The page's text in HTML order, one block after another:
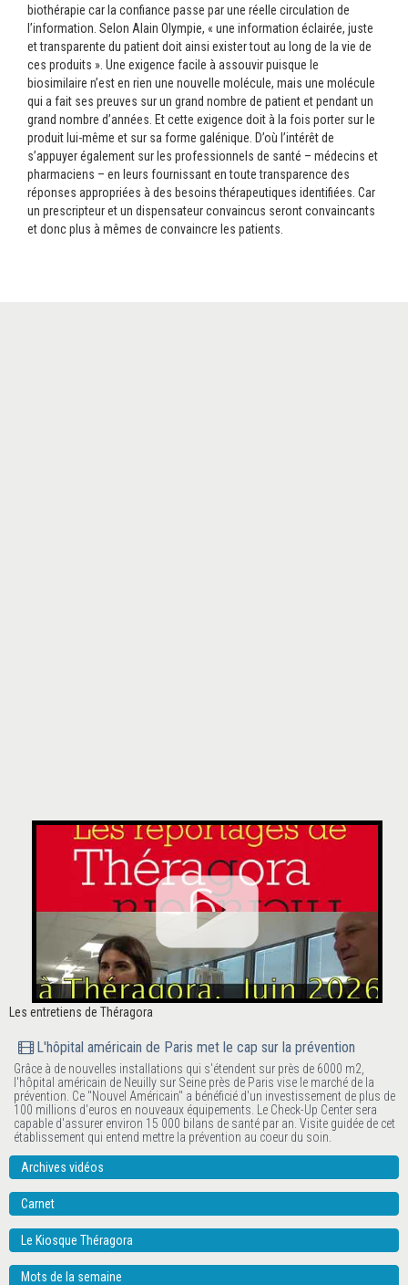
biothérapie car la confiance passe par une réelle circulation de
l’information. Selon Alain Olympie, « une information éclairée, juste
et transparente du patient doit ainsi exister tout au long de la vie de
ces produits ». Une exigence facile à assouvir puisque le
biosimilaire n’est en rien une nouvelle molécule, mais une molécule
qui a fait ses preuves sur un grand nombre de patient et pendant un
grand nombre d’années. Et cette exigence doit à la fois porter sur le
produit lui-même et sur sa forme galénique. D’où l’intérêt de
s’appuyer également sur les professionnels de santé – médecins et
pharmaciens – en leurs fournissant en toute transparence des
réponses appropriées à des besoins thérapeutiques identifiées. Car
un prescripteur et un dispensateur convaincus seront convaincants
et donc plus à mêmes de convaincre les patients.
Les entretiens de Théragora
L'hôpital américain de Paris met le cap sur la prévention
Grâce à de nouvelles installations qui s'étendent sur près de 6000 m2,
l'hôpital américain de Neuilly sur Seine près de Paris vise le marché de la
prévention. Ce "Nouvel Américain" a bénéficié d'un investissement de plus de
100 millions d'euros en nouveaux équipements. Le Check-Up Center sera
capable d'assurer environ 15 000 bilans de santé par an. Visite guidée de cet
établissement qui entend mettre la prévention au coeur du soin.
Archives vidéos
Carnet
Le Kiosque Théragora
Mots de la semaine